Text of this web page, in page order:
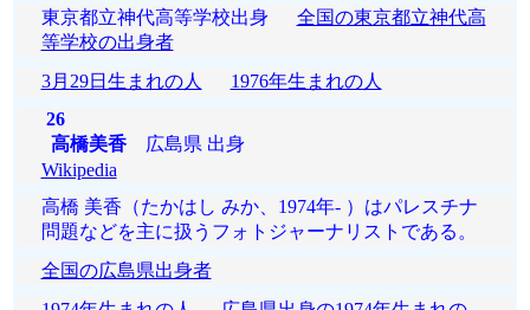
東京都立神代高等学校出身 全国の東京都立神代高
等学校の出身者
3月29日生まれの人
1976年生まれの人
26
高橋美香広島県 出身
Wikipedia
高橋 美香（たかはし みか、1974年- ）はパレスチナ
問題などを主に扱うフォトジャーナリストである。
全国の広島県出身者